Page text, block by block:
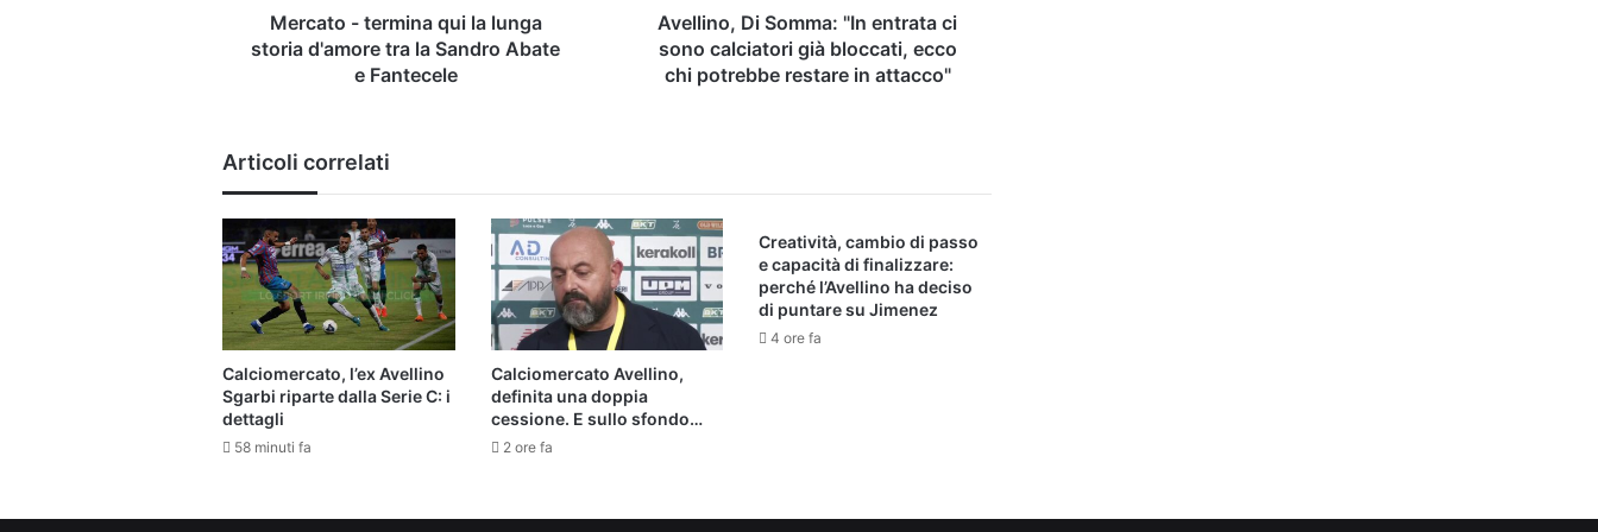
Sandro
Mercato - termina qui la lunga
storia d'amore tra la Sandro Abate
e Fantecele
bloccati,Avellino, Di Somma: "In entrata ci
sono calciatori già bloccati, ecco
chi potrebbe restare in attacco"
Articoli correlati
Calciomercato, l’ex Avellino
Sgarbi riparte dalla Serie C: i
dettagli
58 minuti fa
Calciomercato Avellino,
definita una doppia
cessione. E sullo sfondo…
2 ore fa
Creatività, cambio di passo
e capacità di finalizzare:
perché l’Avellino ha deciso
di puntare su Jimenez
4 ore fa